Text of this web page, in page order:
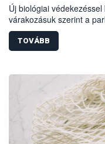
Új biológiai
várakozásuk szerint a
gyomnövényt -
Hivatal (Nébih), valamint
Agrártudományi
TOVÁBB